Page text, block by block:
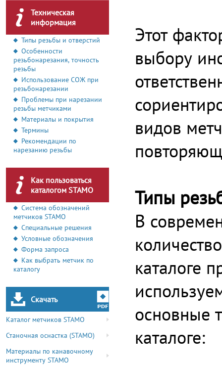
Техническая
информация
Типы резьбы и отверстий
Особенности
резьбонарезания, точность
резьбы
Использование СОЖ при
резьбонарезании
Проблемы при нарезании
резьбы метчиками
Материалы и покрытия
Термины
Рекомендации по
нарезанию резьбы
Как пользоваться
каталогом STAMO
Система обозначений
метчиков STAMO
Специальные решения
Условные обозначения
Форма запроса
Как выбрать метчик по
каталогу
Скачать
Каталог метчиков STAMO
Станочная оснастка (STAMO)
Материалы по канавочному
инструменту STAMO
Этот
выбору
видов
Типы
В
каталоге
основные
каталоге: